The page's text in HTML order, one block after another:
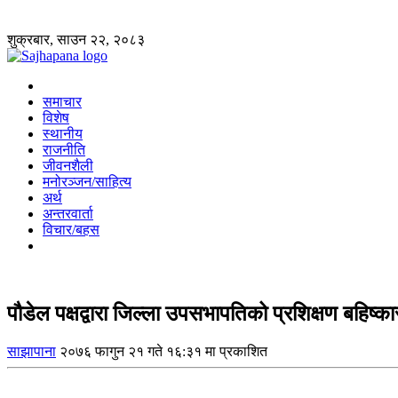
शुक्रबार, साउन २२, २०८३
समाचार
विशेष
स्थानीय
राजनीति
जीवनशैली
मनोरञ्जन/साहित्य
अर्थ
अन्तरवार्ता
विचार/बहस
पौडेल पक्षद्वारा जिल्ला उपसभापतिको प्रशिक्षण
साझापाना २०७६ फागुन २१ गते १६:३१ मा प्रकाशित